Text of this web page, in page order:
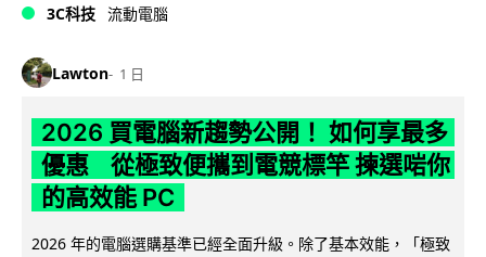
3C科技 流動電腦
Lawton 1 日
2026 買電腦新趨勢公開！ 如何享最多
優惠 從極致便攜到電競標竿 揀選啱你
的高效能 PC
2026 年的電腦選購基準已經全面升級。除了基本效能，「極致